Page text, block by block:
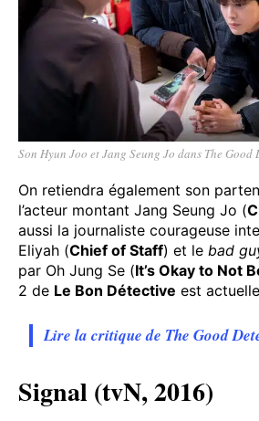
Son Hyun Joo et Jang Seung Jo dans The
On retiendra également son
l’acteur montant Jang Seung Jo (
aussi la journaliste courageuse
Eliyah (Chief of Staff) et le bad
par Oh Jung Se (It’s Okay to Not
2 de Le Bon Détective est
Lire la critique de The Good
Signal (tvN, 2016)